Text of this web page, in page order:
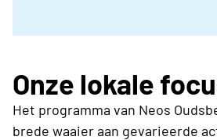
Onze lokale
Het programma van Neos
brede waaier aan gevarieerde